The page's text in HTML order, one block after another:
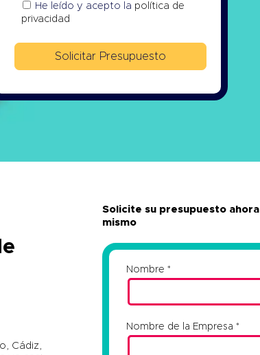
He leído y acepto la política de
privacidad
Cádiz,
Solicite su presupuesto ahora
mismo
Nombre
Nombre de la Empresa